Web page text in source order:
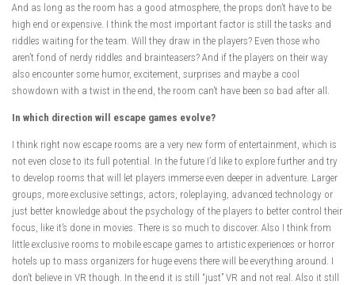
And as long as the room has a good atmosphere, the props don’t have to be
high end or expensive. I think the most important factor is still the tasks and
riddles waiting for the team. Will they draw in the players? Even those who
aren’t fond of nerdy riddles and brainteasers? And if the players on their way
also encounter some humor, excitement, surprises and maybe a cool
showdown with a twist in the end, the room can’t have been so bad after all.
In which direction will escape games evolve?
I think right now escape rooms are a very new form of entertainment, which is
not even close to its full potential. In the future I’d like to explore further and try
to develop rooms that will let players immerse even deeper in adventure. Larger
groups, more exclusive settings, actors, roleplaying, advanced technology or
just better knowledge about the psychology of the players to better control their
focus, like it’s done in movies. There is so much to discover. Also I think from
little exclusive rooms to mobile escape games to artistic experiences or horror
hotels up to mass organizers for huge evens there will be everything around. I
don’t believe in VR though. In the end it is still “just” VR and not real. Also it still